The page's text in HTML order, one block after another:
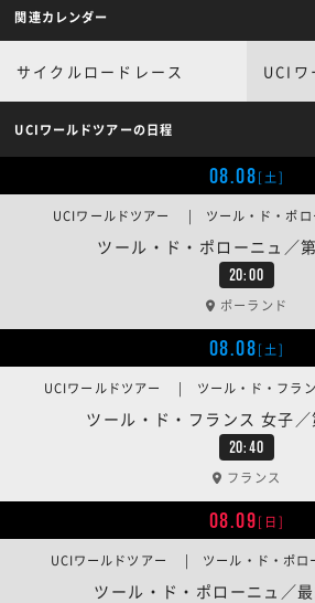
関連カレンダー
サイクルロードレース UCIワ
UCIワールドツアーの日程
08.08[土]
20:00
ツール・ド・ポローニュ／
UCIワールドツアー | ツール・ド・ポロ
ポーランド
08.08[土]
20:40
ツール・ド・フランス 女子
UCIワールドツアー | ツール・ド・フラン
フランス
08.09[日]
ツール・ド・ポローニュ／
UCIワールドツアー | ツール・ド・ポロ